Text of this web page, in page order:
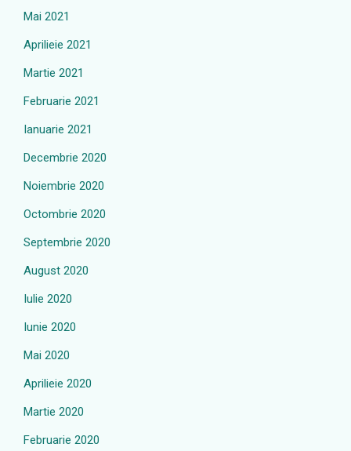
Mai 2021
Aprilieie 2021
Martie 2021
Februarie 2021
Ianuarie 2021
Decembrie 2020
Noiembrie 2020
Octombrie 2020
Septembrie 2020
August 2020
Iulie 2020
Iunie 2020
Mai 2020
Aprilieie 2020
Martie 2020
Februarie 2020